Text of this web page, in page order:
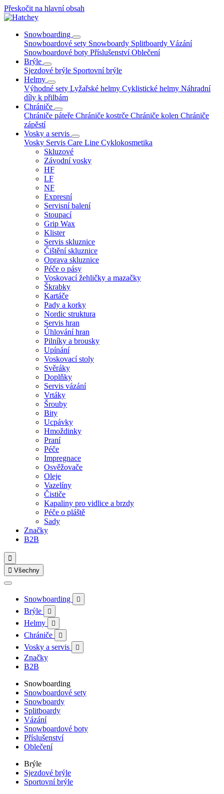
Přeskočit na hlavní obsah
Snowboarding
Snowboardové sety Snowboardy Splitboardy Vázání
Snowboardové boty PříslušenstvíOblečení
Brýle
Sjezdové brýle Sportovní brýle
Helmy
Výhodné sety Lyžařské helmy Cyklistické helmy Náhradní
díly k přilbám
Chrániče
Chrániče páteře Chrániče kostrče Chrániče kolen Chrániče
zápěstí
Vosky a servis
Vosky Servis Care Line Cyklokosmetika
Skluzové
Závodní vosky
HF
LF
NF
Expresní
Servisní balení
Stoupací
Grip Wax
Klister
Servis skluznice
Čištění skluznice
Oprava skluznice
Péče o pásy
Voskovací žehličky a mazačky
Škrabky
Kartáče
Pady a korky
Nordic struktura
Servis hran
Úhlování hran
Pilníky a brousky
Upínání
Voskovací stoly
Svěráky
Doplňky
Servis vázání
Vrtáky
Šrouby
Bity
Ucpávky
Hmoždinky
Praní
Péče
Impregnace
Osvěžovače
Oleje
Vazelíny
Čističe
Kapaliny pro vidlice a brzdy
Péče o pláště
Sady
Značky
B2B

 Všechny
Snowboarding 
Brýle 
Helmy 
Chrániče 
Vosky a servis 
Značky
B2B
Snowboarding
Snowboardové sety
Snowboardy
Splitboardy
Vázání
Snowboardové boty
Příslušenství
Oblečení
Brýle
Sjezdové brýle
Sportovní brýle